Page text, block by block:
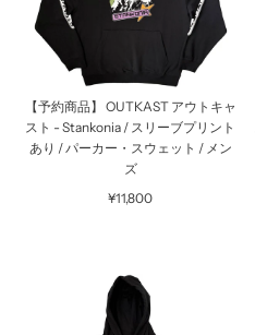
【予約商品】 OUTKAST アウトキャ
スト - Stankonia / スリーブプリント
あり / パーカー・スウェット / メン
ズ
¥11,800